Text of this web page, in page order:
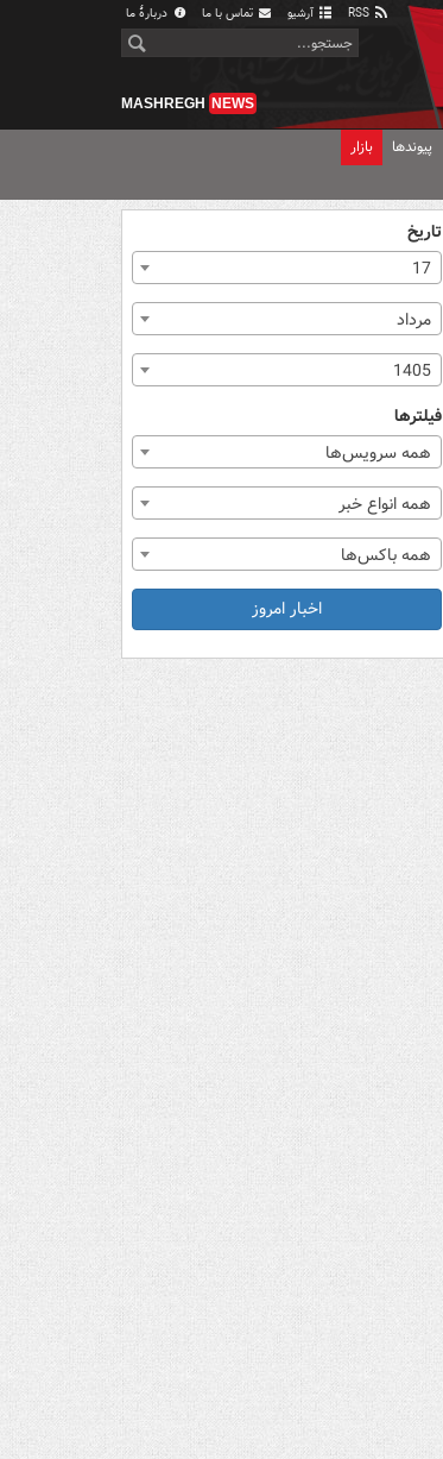
آرشیو تماس با ما دربارهٔ ما
MASHREGH NEWS
پیوندها بازار
تاریخ
17
مرداد
1405
فیلترها
همه سرویس‌ها
همه انواع خبر
همه باکس‌ها
اخبار امروز